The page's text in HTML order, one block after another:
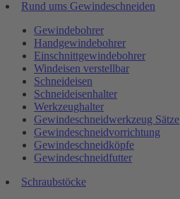
Rund ums Gewindeschneiden
Gewindebohrer
Handgewindebohrer
Einschnittgewindebohrer
Windeisen verstellbar
Schneideisen
Schneideisenhalter
Werkzeughalter
Gewindeschneidwerkzeug Sätze
Gewindeschneidvorrichtung
Gewindeschneidköpfe
Gewindeschneidfutter
Schraubstöcke